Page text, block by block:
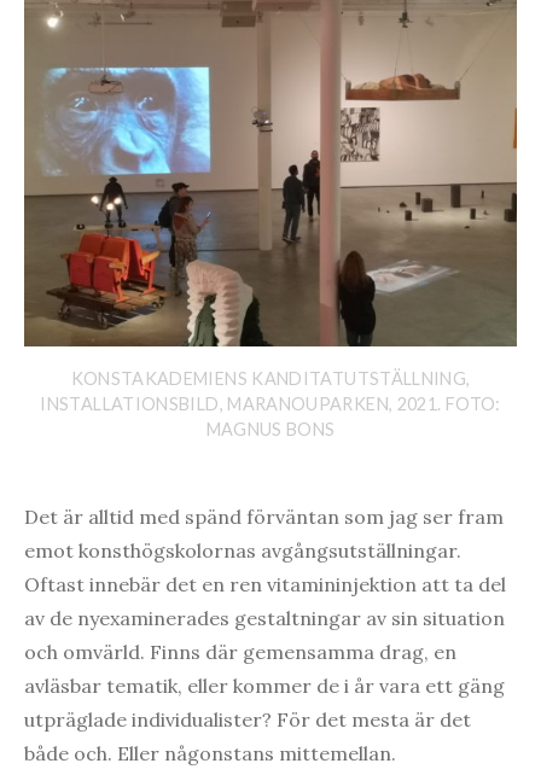
KONSTAKADEMIENS KANDITATUTSTÄLLNING,
INSTALLATIONSBILD, MARANOUPARKEN, 2021. FOTO:
MAGNUS BONS
Det är alltid med spänd förväntan som jag ser fram
emot konsthögskolornas avgångsutställningar.
Oftast innebär det en ren vitamininjektion att ta del
av de nyexaminerades gestaltningar av sin situation
och omvärld. Finns där gemensamma drag, en
avläsbar tematik, eller kommer de i år vara ett gäng
utpräglade individualister? För det mesta är det
både och. Eller någonstans mittemellan.